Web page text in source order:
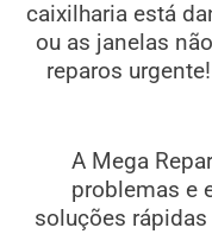
caixilharia está
ou as janelas
reparos
A Mega
problemas e
soluções rápidas